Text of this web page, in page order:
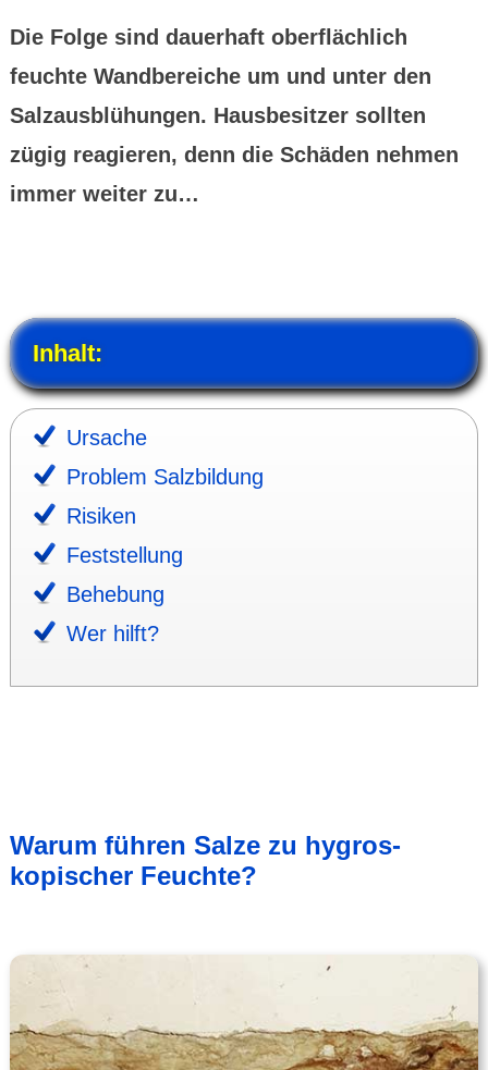
Die Folge sind dauer­haft ober­fläch­lich
feuchte Wandbe­reiche um und unter den
Salzaus­blühungen. Hausbe­sitzer sollten
zügig reagieren, denn die Schäden nehmen
immer weiter zu…
Inhalt:
Ursache
Problem Salz­bildung
Risiken
Fest­stel­lung
Behebung
Wer hilft?
Warum führen Salze zu hygros­
kopischer Feuchte?